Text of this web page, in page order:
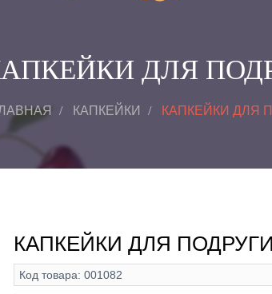
ДЛЯ
КАПКЕЙКИ КАПКЕЙКИ ДЛЯ
КАПКЕЙКИ ДЛЯ ПОДРУГИ
Код товара: 001082